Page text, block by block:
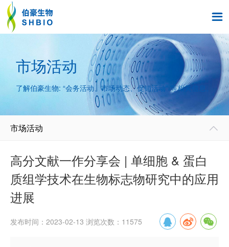

市场活动
了解伯豪生物: “会务活动、市场动态、促销活动” 等相关信息。
市场活动 
高分文献一作分享会 | 单细胞 & 蛋白
质组学技术在生物标志物研究中的应用
进展
发布时间：2023-02-13 浏览次数：11575